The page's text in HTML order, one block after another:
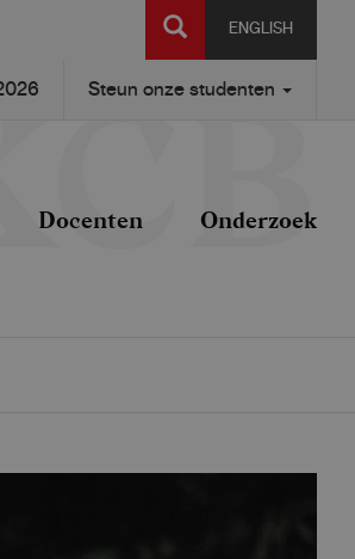
ENGLISH
SEARCH
Steun onze studenten
Docenten Onderzoek